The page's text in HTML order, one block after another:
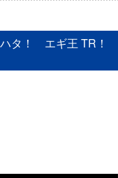
タ！ エギ王 TR！